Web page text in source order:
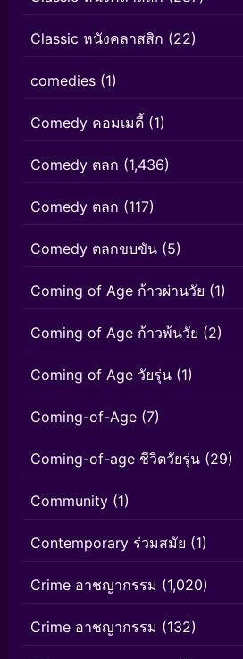
Classic หนังคลาสสิก (22)
comedies (1)
Comedy คอมเมดี้ (1)
Comedy ตลก (1,436)
Comedy ตลก (117)
Comedy ตลกขบขัน (5)
Coming of Age ก้าวผ่านวัย (1)
Coming of Age ก้าวพ้นวัย (2)
Coming of Age วัยรุ่น (1)
Coming-of-Age (7)
Coming-of-age ชีวิตวัยรุ่น (29)
Community (1)
Contemporary ร่วมสมัย (1)
Crime อาชญากรรม (1,020)
Crime อาชญากรรม (132)